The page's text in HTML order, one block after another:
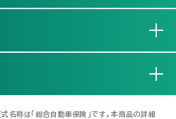
名称は「総合自動車保険」です。本商品の詳細